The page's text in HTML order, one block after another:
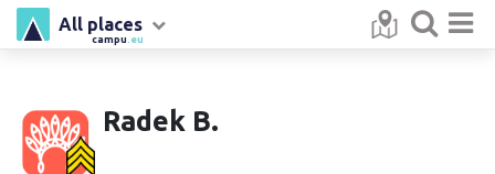
campu .eu
All places
Radek B.